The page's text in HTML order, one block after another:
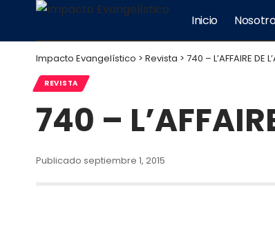
Inicio
Impacto Evangelístico > Revista > 740 – L’AFFAIRE DE
REVISTA
740 –
Publicado septiembre 1, 2015